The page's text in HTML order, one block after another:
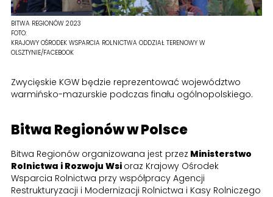
BITWA REGIONÓW 2023
FOTO:
KRAJOWY OŚRODEK WSPARCIA ROLNICTWA ODDZIAŁ TERENOWY W
OLSZTYNIE/FACEBOOK
Zwycięskie KGW będzie reprezentować województwo
warmińsko-mazurskie podczas finału ogólnopolskiego.
Bitwa Regionów w Polsce
Bitwa Regionów organizowana jest przez Ministerstwo
Rolnictwa i Rozwoju Wsi oraz Krajowy Ośrodek
Wsparcia Rolnictwa przy współpracy Agencji
Restrukturyzacji i Modernizacji Rolnictwa i Kasy Rolniczego